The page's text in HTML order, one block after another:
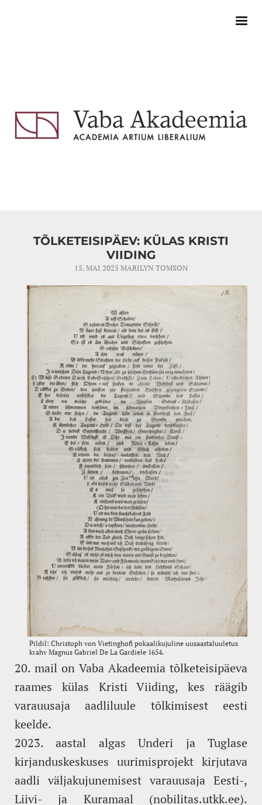
TÕLKETEISIPÄEV: KÜLAS KRISTI
VIIDING
15. MAI 2025 MARILYN TOMSON
20. mail on Vaba Akadeemia tõlketeisipäeva
raames külas Kristi Viiding, kes räägib
varauusaja aadliluule tõlkimisest eesti
keelde.
2023. aastal algas Underi ja Tuglase
kirjanduskeskuses uurimisprojekt kirjutava
aadli väljakujunemisest varauusaja Eesti-,
Liivi- ja Kuramaal (nobilitas.utkk.ee).